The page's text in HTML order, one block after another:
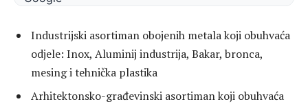
Industrijski asortiman obojenih metala koji obuhvaća
odjele: Inox, Aluminij industrija, Bakar, bronca,
mesing i tehnička plastika
Arhitektonsko-građevinski asortiman koji obuhvaća